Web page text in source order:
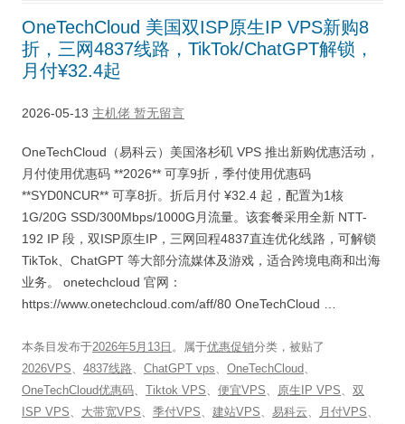
OneTechCloud 美国双ISP原生IP VPS新购8
折，三网4837线路，TikTok/ChatGPT解锁，
月付¥32.4起
2026-05-13 主机佬 暂无留言
OneTechCloud（易科云）美国洛杉矶 VPS 推出新购优惠活动，
月付使用优惠码 **2026** 可享9折，季付使用优惠码
**SYD0NCUR** 可享8折。折后月付 ¥32.4 起，配置为1核
1G/20G SSD/300Mbps/1000G月流量。该套餐采用全新 NTT-
192 IP 段，双ISP原生IP，三网回程4837直连优化线路，可解锁
TikTok、ChatGPT 等大部分流媒体及游戏，适合跨境电商和出海
业务。 onetechcloud 官网：
https://www.onetechcloud.com/aff/80 OneTechCloud …
本条目发布于2026年5月13日 。属于优惠促销分类，被贴了
2026VPS、 4837线路、 ChatGPT vps、 OneTechCloud、
OneTechCloud优惠码、 Tiktok VPS、 便宜VPS、 原生IP VPS、 双
ISP VPS、 大带宽VPS、 季付VPS、 建站VPS、 易科云、 月付VPS、